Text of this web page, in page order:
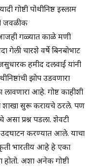
गोष्टी पोथीनिष्ठ इस्लाम
जवळीक
आजही गळ्यात काळे मणी
गेली चारशे वर्षे बिनबोभाट
हमीद दलवाई यांनी
झोप उडवणारा
आहे. गोष्ट काहीशी
शाखा सुरू करायचे ठरले. पण
प्रश्न पडला. शेवटी
करण्यात आले. याचा
भारतीय आहे हे एका
अशा अनेक गोष्टी